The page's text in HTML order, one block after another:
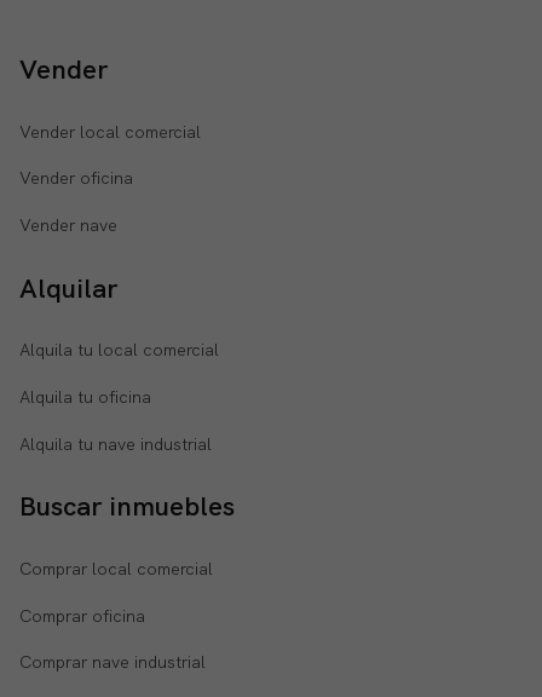
Vender
Vender local comercial
Vender oficina
Vender nave
Alquilar
Alquila tu local comercial
Alquila tu oficina
Alquila tu nave industrial
Buscar inmuebles
Comprar local comercial
Comprar oficina
Comprar nave industrial